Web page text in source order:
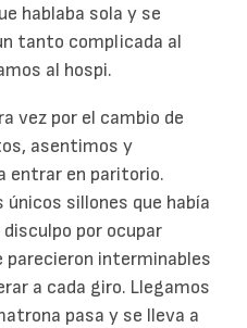
hablaba sola y se
tanto complicada al
al hospi.
vez por el cambio de
asentimos y
entrar en paritorio.
únicos sillones que había
por ocupar
parecieron interminables
a cada giro. Llegamos
pasa y se lleva a